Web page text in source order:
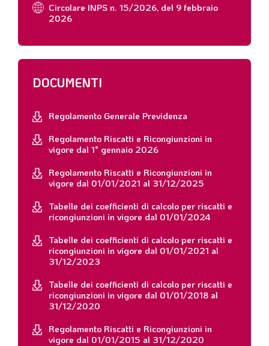
Circolare INPS n. 15/2026, del 9 febbraio
2026
DOCUMENTI
Regolamento Generale Previdenza
Regolamento Riscatti e Ricongiunzioni in
vigore dal 1° gennaio 2026
Regolamento Riscatti e Ricongiunzioni in
vigore dal 01/01/2021 al 31/12/2025
Tabelle dei coefficienti di calcolo per riscatti e
ricongiunzioni in vigore dal 01/01/2024
Tabelle dei coefficienti di calcolo per riscatti e
ricongiunzioni in vigore dal 01/01/2021 al
31/12/2023
Tabelle dei coefficienti di calcolo per riscatti e
ricongiunzioni in vigore dal 01/01/2018 al
31/12/2020
Regolamento Riscatti e Ricongiunzioni in
vigore dal 01/01/2015 al 31/12/2020